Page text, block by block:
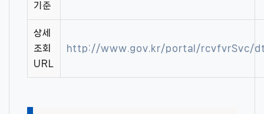
기준
상세
조회
URL
http://www.gov.kr/portal/rcvfvrSvc/